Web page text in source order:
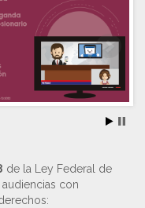
de la Ley Federal de
con